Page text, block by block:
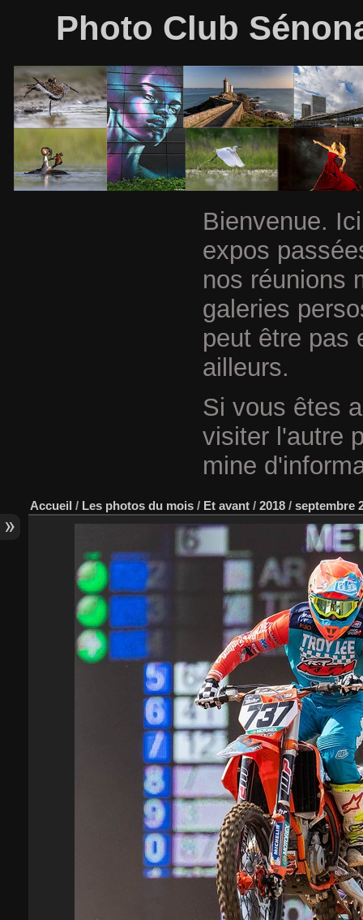
Photo Club
Bienvenue.
expos
nos réunions
galeries
peut être pas
ailleurs.
Si vous êtes
visiter l'autre
mine
Accueil / Les photos du mois / Et avant / 2018 / septembre